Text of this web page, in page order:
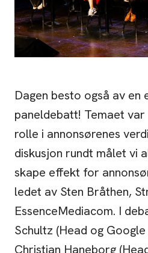
Dagen besto også av en
paneldebatt! Temaet
rolle i annonsørenes
diskusjon rundt målet vi
skape effekt for
ledet av Sten Bråthen,
EssenceMediacom. I
Schultz (Head og
Christian Haneborg